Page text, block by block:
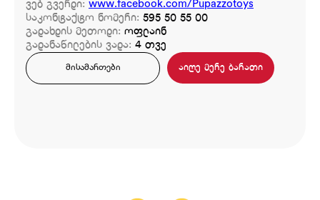
ვებ გვერდი: www.facebook.com/Pupazzotoys
საკონტაქტო ნომერი: 595 50 55 00
გადახდის მეთოდი: ოფლაინ
გადანაწილების ვადა: 4 თვე
მისამართები აიღე მერე ბარათი